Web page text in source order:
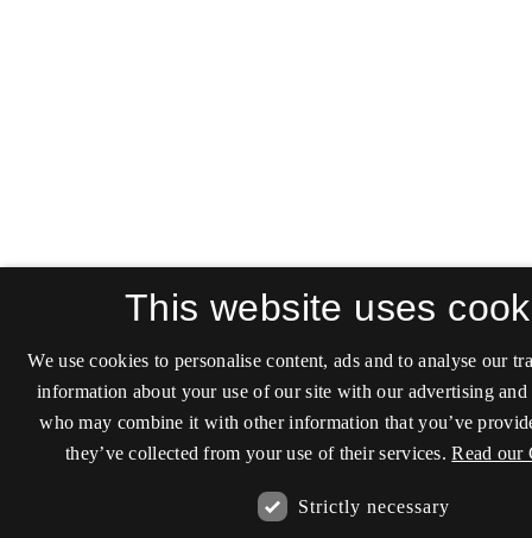
This website uses
We use cookies to personalise content, ads and to analyse our
information about your use of our site with our advertising and
who may combine it with other information that you’ve
they’ve collected from your use of their services. Read our
Strictly necessary